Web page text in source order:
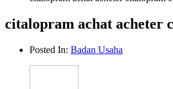
citalopram achat acheter
Posted In: Badan Usaha